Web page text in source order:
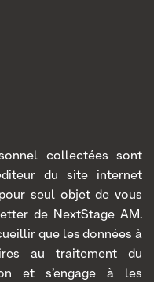
collectées sont
du site internet
seul objet de vous
de NextStage AM.
que les données à
au traitement du
et s’engage à les